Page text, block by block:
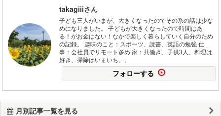
takagiiiさん
子ども三人がいまが、大きくなったのでその系の話は少な
めになりました。 子どもが大きくなったので時間はあ
る！がお金はない！なかで楽しく暮らしていく自分のため
の記録。 趣味のこと：スポーツ、読書、英語の勉強 仕
事：会社員でリモート多め 家：共働き、子供3人、料理は
好き、掃除はいまいち。。
フォローする
月別記事一覧を見る